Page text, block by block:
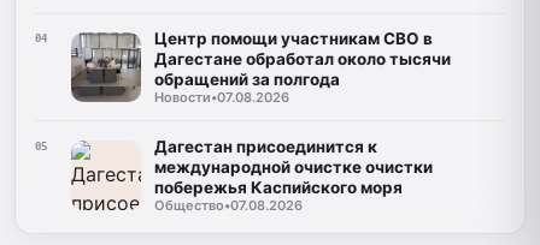
04
Центр помощи участникам СВО в
Дагестане обработал около тысячи
обращений за полгода
Новости•07.08.2026
05
Дагестан присоединится к
международной очистке очистки
побережья Каспийского моря
Общество•07.08.2026